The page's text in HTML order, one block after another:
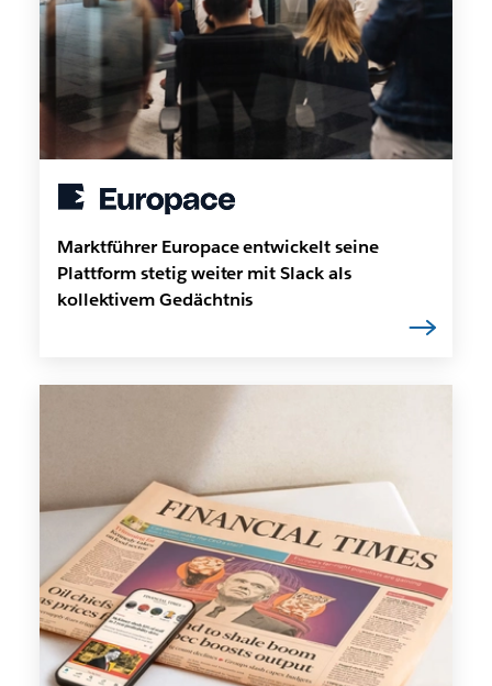
Marktführer Europace entwickelt seine
Plattform stetig weiter mit Slack als
kollektivem Gedächtnis